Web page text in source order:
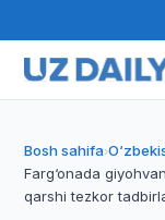
Bosh sahifa›
Farg‘onada
qarshi tezkor